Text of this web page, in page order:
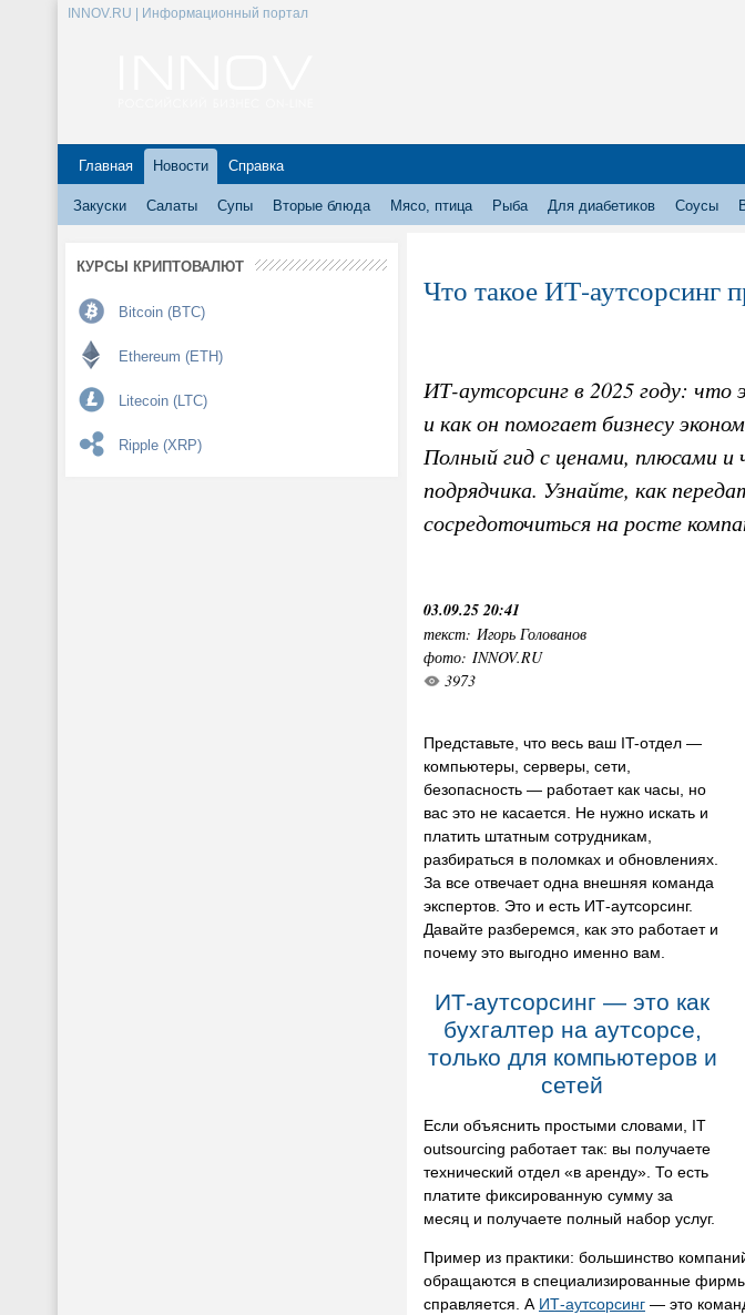
INNOV.RU | Информационный портал
Главная Новости Справка
Закуски Салаты Супы Вторые блюда Мясо, птица Рыба Для диабетиков Соусы
КУРСЫ КРИПТОВАЛЮТ
Bitcoin (BTC)
Ethereum (ETH)
Litecoin (LTC)
Ripple (XRP)
Что такое ИТ-аутсорсинг
ИТ-аутсорсинг в 2025 году: что
и как он помогает бизнесу
Полный гид с ценами, плюсами и
подрядчика. Узнайте, как
сосредоточиться на росте
03.09.25 20:41
текст: Игорь Голованов
фото: INNOV.RU
3973
Представьте, что весь ваш IT-отдел —
компьютеры, серверы, сети,
безопасность — работает как часы, но
вас это не касается. Не нужно искать и
платить штатным сотрудникам,
разбираться в поломках и обновлениях.
За все отвечает одна внешняя команда
экспертов. Это и есть ИТ-аутсорсинг.
Давайте разберемся, как это работает и
почему это выгодно именно вам.
ИТ-аутсорсинг — это как
бухгалтер на аутсорсе,
только для компьютеров и
сетей
Если объяснить простыми словами, IT
outsourcing работает так: вы получаете
технический отдел «в аренду». То есть
платите фиксированную сумму за
месяц и получаете полный набор услуг.
Пример из практики: большинство
обращаются в специализированные
справляется. А ИТ-аутсорсинг — это